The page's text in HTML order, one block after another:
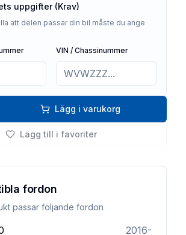
uppgifter (Krav)
att delen passar din bil måste du ange
VIN / Chassinummer
Lägg i varukorg
Lägg till i favoriter
fordon
passar följande fordon
2016-